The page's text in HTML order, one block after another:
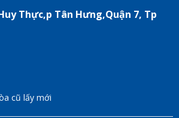
Thực,p Tân Hưng,Quận 7, Tp
cũ lấy mới